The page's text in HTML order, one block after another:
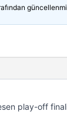
play-off